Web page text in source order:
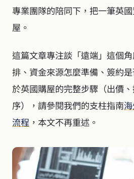
專業團隊的陪同下，把一筆英
屋。
這篇文章專注談「遠端」這個
排、資金來源怎麼準備、簽約
於英國購屋的完整步驟（出價
序），請參閱我們的支柱指南
流程 ，本文不再重述。